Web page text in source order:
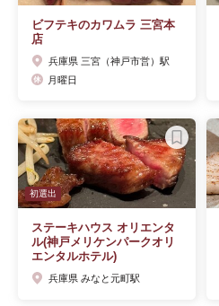
ビフテキのカワムラ 三宮本
店
兵庫県 三宮（神戸市営）駅
月曜日
初選出
ステーキハウス オリエンタ
ル(神戸メリケンパークオリ
エンタルホテル)
兵庫県 みなと元町駅